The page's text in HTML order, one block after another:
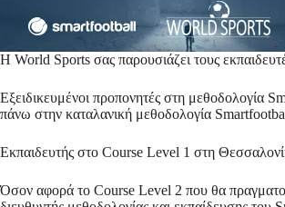
H World Sports σας παρουσιάζει τους
Εξειδικευμένοι προπονητές στη μεθοδολογία
πάνω στην καταλανική μεθοδολογία
Εκπαιδευτής στο Course Level 1 στη
Όσον αφορά το Course Level 2 που θα